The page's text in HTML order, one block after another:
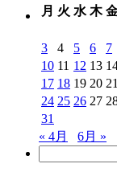
カ
ブ
月 火 水 木
3
4 5 6 7
10 11 12 13
17 18 19 20 21
24 25 26 27
31
« 4月
6月 »